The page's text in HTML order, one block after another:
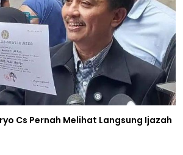
Cs Pernah Melihat Langsung Ijazah